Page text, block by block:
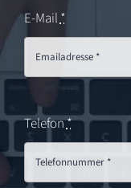
E-Mail*
Telefon*